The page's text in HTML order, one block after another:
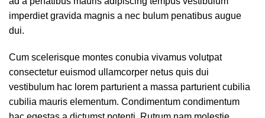
imperdiet gravida magnis a nec bulum penatibus augue
dui.
Cum scelerisque montes conubia vivamus volutpat
consectetur euismod ullamcorper netus quis dui
vestibulum hac lorem parturient a massa parturient cubilia
cubilia mauris elementum. Condimentum condimentum